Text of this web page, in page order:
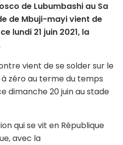
de Lubumbashi au Sa
de Mbuji-mayi vient de
lundi 21 juin 2021, la
vient de se solder sur le
zéro au terme du temps
dimanche 20 juin au stade
qui se vit en République
avec la